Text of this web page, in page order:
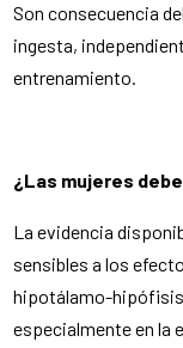
Son consecuencia
ingesta,
entrenamiento.
¿Las mujeres
La evidencia
sensibles a los
hipotálamo-
especialmente en la